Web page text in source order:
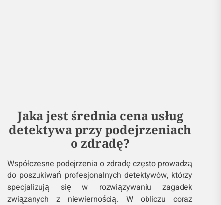
Jaka jest średnia cena usług
detektywa przy podejrzeniach
o zdradę?
Współczesne podejrzenia o zdradę często prowadzą
do poszukiwań profesjonalnych detektywów, którzy
specjalizują się w rozwiązywaniu zagadek
związanych z niewiernością. W obliczu coraz